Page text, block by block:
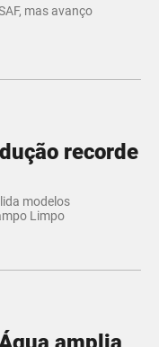
mas avanço
recorde
modelos
Limpo